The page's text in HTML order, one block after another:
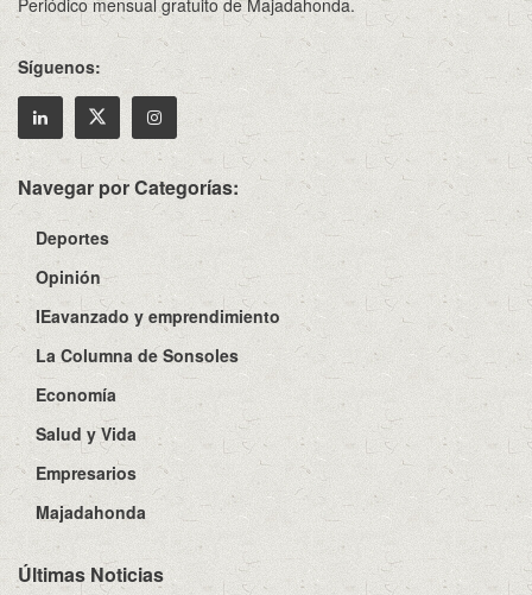
Síguenos:
Navegar por Categorías:
Deportes
Opinión
IEavanzado y emprendimiento
La Columna de Sonsoles
Economía
Salud y Vida
Empresarios
Majadahonda
Últimas Noticias